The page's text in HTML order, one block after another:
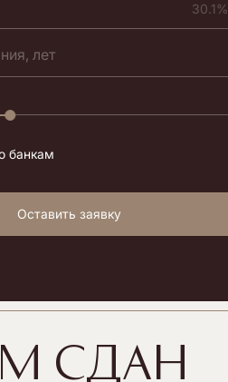
30.1%
лет
банкам
Оставить заявку
сдан